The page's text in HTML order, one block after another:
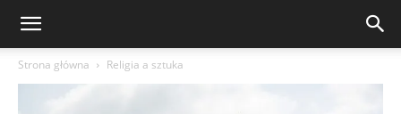
Strona główna Religia a sztuka